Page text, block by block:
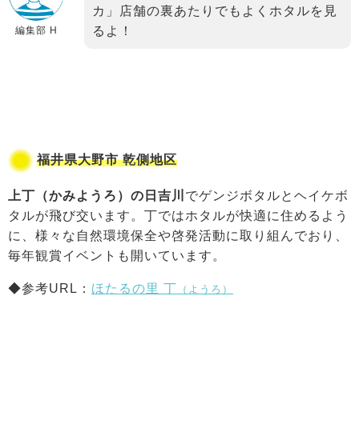
編集部 H
カ」店舗の裏あたりでもよくホタルを見
るよ！
福井県大野市 乾側地区
上丁（かみようろ）の日吉川 でゲンジボタルとヘイケボ
タルが飛び交います。丁ではホタルが快適に住めるよう
に、様々な自然環境保全や啓発活動に取り組んでおり、
毎年観賞イベントも開いています。
◆参考URL： ほたるの里 丁 （ようろ）